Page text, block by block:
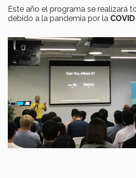
Este año el programa se realizará
debido a la pandemia por la